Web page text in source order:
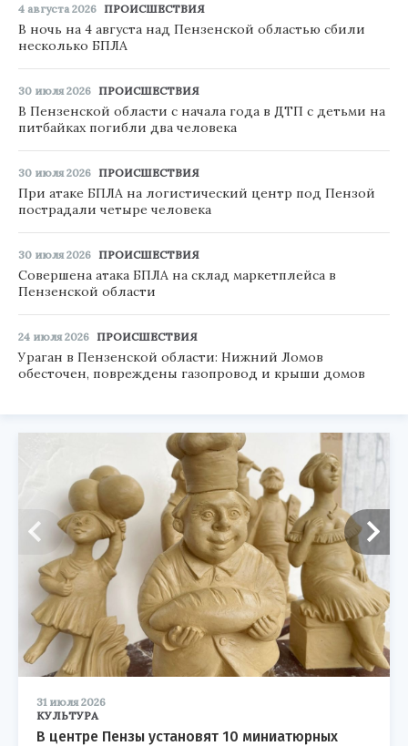
4 августа 2026 ПРОИСШЕСТВИЯ
В ночь на 4 августа над Пензенской областью сбили
несколько БПЛА
30 июля 2026 ПРОИСШЕСТВИЯ
В Пензенской области с начала года в ДТП с детьми на
питбайках погибли два человека
30 июля 2026 ПРОИСШЕСТВИЯ
При атаке БПЛА на логистический центр под Пензой
пострадали четыре человека
30 июля 2026 ПРОИСШЕСТВИЯ
Совершена атака БПЛА на склад маркетплейса в
Пензенской области
24 июля 2026 ПРОИСШЕСТВИЯ
Ураган в Пензенской области: Нижний Ломов
обесточен, повреждены газопровод и крыши домов
31 июля 2026
КУЛЬТУРА
В центре Пензы установят 10 миниатюрных